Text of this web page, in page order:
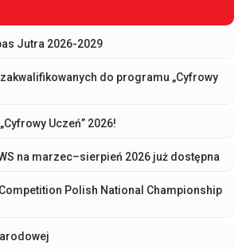
Jutra 2026-2029
do programu „Cyfrowy
Uczeń” 2026!
na marzec–sierpień 2026 już dostępna
Polish National Championship